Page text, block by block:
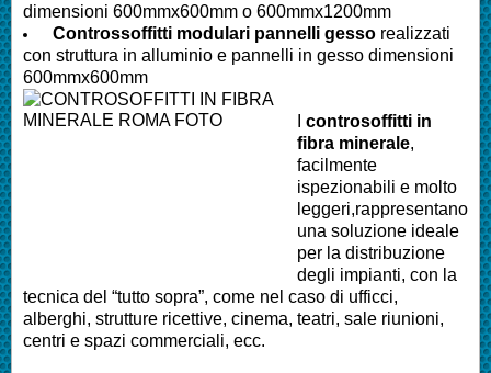
dimensioni 600mmx600mm o 600mmx1200mm
Controssoffitti modulari pannelli gesso realizzati
con struttura in alluminio e pannelli in gesso dimensioni
600mmx600mm
controsoffitti in
fibra minerale,
facilmente
ispezionabili e molto
leggeri,rappresentano
una soluzione ideale
per la distribuzione
degli impianti, con la
tecnica del “tutto sopra”, come nel caso di ufficci,
alberghi, strutture ricettive, cinema, teatri, sale riunioni,
centri e spazi commerciali, ecc.